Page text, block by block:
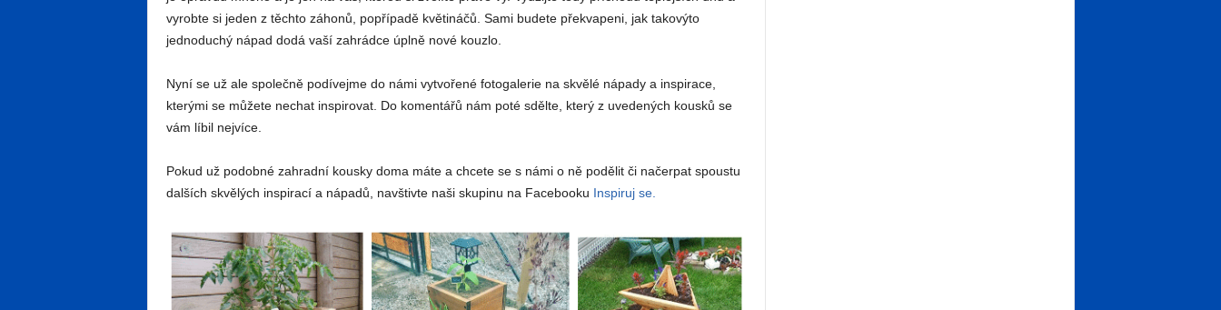
vyrobte si jeden z těchto záhonů, popřípadě květináčů. Sami budete překvapeni, jak takovýto
jednoduchý nápad dodá vaší zahrádce úplně nové kouzlo.
Nyní se už ale společně podívejme do námi vytvořené fotogalerie na skvělé nápady a inspirace,
kterými se můžete nechat inspirovat. Do komentářů nám poté sdělte, který z uvedených kousků se
vám líbil nejvíce.
Pokud už podobné zahradní kousky doma máte a chcete se s námi o ně podělit či načerpat spoustu
dalších skvělých inspirací a nápadů, navštivte naši skupinu na Facebooku Inspiruj se.